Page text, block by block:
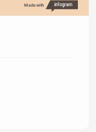
Made with